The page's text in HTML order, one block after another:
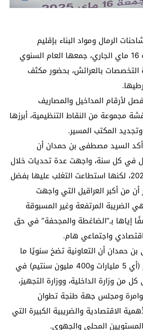
الرمال ومواد البناء بإقليم
العرائش، مساء الجمعة 16 ماي الجاري، جمعها العام السنوي
التخصصات بالعرائش، بحضور مكثف
لأرقام المداخيل والمصاريف
مجموعة من النقاط التنظيمية، أبرزها
المكتب المسير.
أكد السيد مصطفى بن حمدان أن
في كل سنة، واجهت عدة تحديات خلال
السنة المالية 2024/2025، لكنها استطاعت التغلب عليها بفضل
أن من أكبر العراقيل التي واجهت
الضريبة المرتفعة وغير المسبوقة
إياها بـ”الضاغطة والمجحفة” في حق
واجتماعي هام.
حمدان أن التعاونية تضخ سنويًا ما
يقارب 54 مليون درهم (أي 5 مليارات و400 مليون سنتيم) في
من وزارة الداخلية، ووزارة التجهيز،
ومجلس جهة طنجة تطوان
الاقتصادية والضريبية الكبيرة التي
المحلي والجهوي.